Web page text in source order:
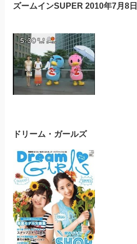
ズームインSUPER 2010年7月8日
ドリーム・ガールズ